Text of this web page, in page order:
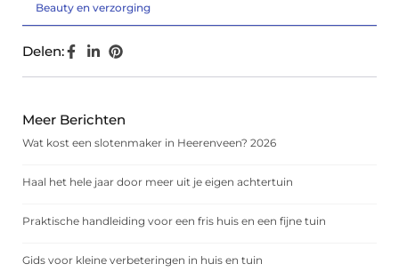
Beauty en verzorging
Delen:
Meer Berichten
Wat kost een slotenmaker in Heerenveen? 2026
Haal het hele jaar door meer uit je eigen achtertuin
Praktische handleiding voor een fris huis en een fijne tuin
Gids voor kleine verbeteringen in huis en tuin